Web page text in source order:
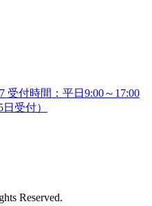
受付時間：平日9:00～17:00
日受付）
Reserved.